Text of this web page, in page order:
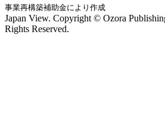
事業再構築補助金により作成
Japan View. Copyright © Ozora
Rights Reserved.